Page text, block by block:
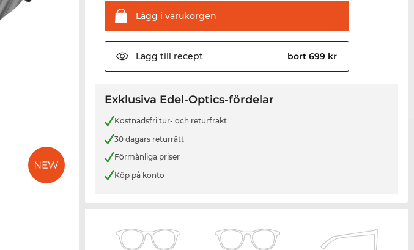
Lägg i varukorgen
Lägg till recept bort 699 kr
Exklusiva Edel-Optics-fördelar
Kostnadsfri tur- och returfrakt
30 dagars returrätt
Förmånliga priser
Köp på konto